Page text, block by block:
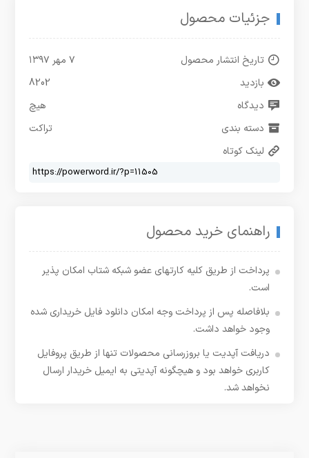
جزئیات محصول
تاریخ انتشار محصول
۷ مهر ۱۳۹۷
بازدید
8202
دیدگاه
هیچ
دسته بندی
تراکت
لینک کوتاه
راهنمای خرید محصول
پرداخت از طریق کلیه کارتهای عضو شبکه شتاب امکان پذیر
است.
بلافاصله پس از پرداخت وجه امکان دانلود فایل خریداری شده
وجود خواهد داشت.
دریافت آپدیت یا بروزرسانی محصولات تنها از طریق پروفایل
کاربری خواهد بود و هیچگونه آپدیتی به ایمیل خریدار ارسال
نخواهد شد.